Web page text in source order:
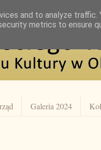
Galeria 2024
and to analyze traffic.
metrics to ensure